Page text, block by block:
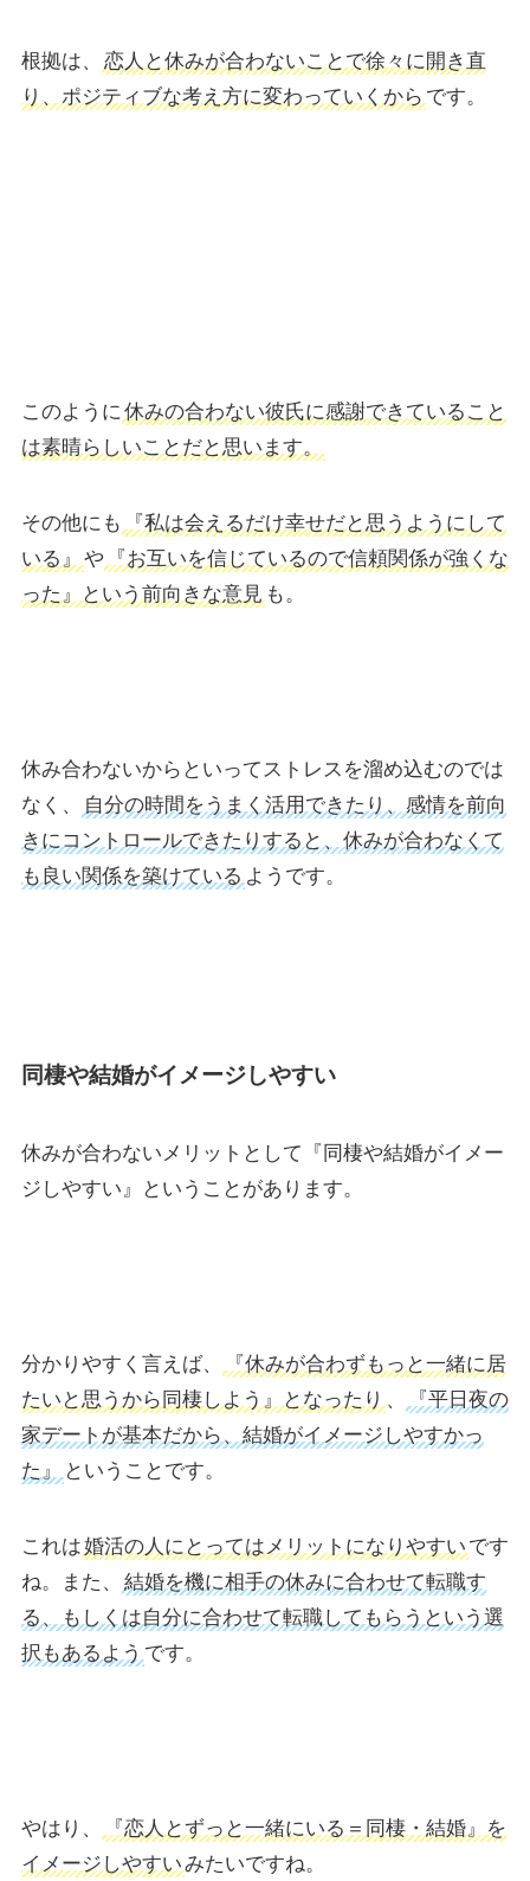
根拠は、
恋人と休みが合わないことで徐々に開き直
り、ポジティブな考え方に変わっていくから です。
このように 休みの合わない彼氏に感謝できていること
は素晴らしいことだと思います。
その他にも
『私は会えるだけ幸せだと思うようにして
いる』
や
『お互いを信じているので信頼関係が強くな
った』という前向きな意見 も。
休み合わないからといってストレスを溜め込むのでは
なく、
自分の時間をうまく活用できたり、感情を前向
きにコントロールできたりすると、休みが合わなくて
も良い関係を築けている ようです。
同棲や結婚がイメージしやすい
休みが合わないメリットとして『同棲や結婚がイメー
ジしやすい』ということがあります。
分かりやすく言えば、
『休みが合わずもっと一緒に居
たいと思うから同棲しよう』となったり 、
『平日夜の
家デートが基本だから、結婚がイメージしやすかっ
た』
ということです。
これは婚活の人にとってはメリットになりやすい です
ね。また、
結婚を機に相手の休みに合わせて転職す
る、もしくは自分に合わせて転職してもらうという選
択もあるよう です。
やはり、
『恋人とずっと一緒にいる＝同棲・結婚』を
イメージしやすいみたいですね。